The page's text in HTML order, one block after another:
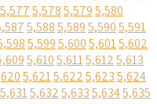
5,5775,5785,5795,580
5,5885,5895,5905,591
5,5995,6005,6015,602
5,6105,6115,6125,613
5,6215,6225,6235,624
5,6315,6325,6335,6345,635